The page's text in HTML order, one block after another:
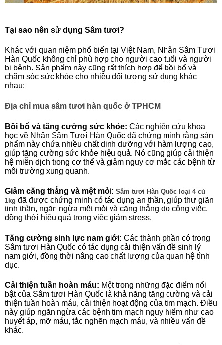
Tại sao nên sử dụng Sâm tươi?
Khác với quan niệm phổ biến tại Việt Nam, Nhân Sâm Tươi
Hàn Quốc không chỉ phù hợp cho người cao tuổi và người
bị bệnh. Sản phẩm này cũng rất thích hợp để bồi bổ và
chăm sóc sức khỏe cho nhiều đối tượng sử dụng khác
nhau:
Địa chỉ mua sâm tươi hàn quốc ở TPHCM
Bồi bổ và tăng cường sức khỏe: Các nghiên cứu khoa
học về Nhân Sâm Tươi Hàn Quốc đã chứng minh rằng sản
phẩm này chứa nhiều chất dinh dưỡng với hàm lượng cao,
giúp tăng cường sức khỏe hiệu quả. Nó cũng giúp cải thiện
hệ miễn dịch trong cơ thể và giảm nguy cơ mắc các bệnh từ
môi trường xung quanh.
Giảm căng thẳng và mệt mỏi: Sâm tươi Hàn Quốc loại 4 củ
1kg đã được chứng minh có tác dụng an thần, giúp thư giãn
tinh thần, ngăn ngừa mệt mỏi và căng thẳng do công việc,
đồng thời hiệu quả trong việc giảm stress.
Tăng cường sinh lực nam giới: Các thành phần có trong
Sâm tươi Hàn Quốc có tác dụng cải thiện vấn đề sinh lý
nam giới, đồng thời nâng cao chất lượng của quan hệ tình
dục.
Cải thiện tuần hoàn máu: Một trong những đặc điểm nổi
bật của Sâm tươi Hàn Quốc là khả năng tăng cường và cải
thiện tuần hoàn máu, cải thiện hoạt động của tim mạch. Điều
này giúp ngăn ngừa các bệnh tim mạch nguy hiểm như cao
huyết áp, mỡ máu, tắc nghẽn mạch máu, và nhiều vấn đề
khác.